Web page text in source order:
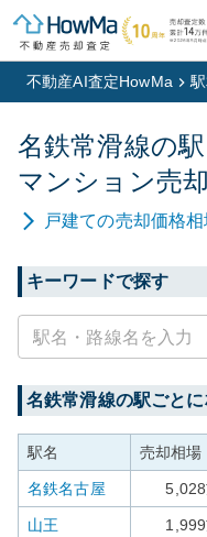
不動産AI査定HowMa
名鉄常滑線の
マンション売
戸建ての売却価格相
キーワードで探す
名鉄常滑線の駅ごと
駅名 売却相場
名鉄名古屋 5,028
山王 1,999